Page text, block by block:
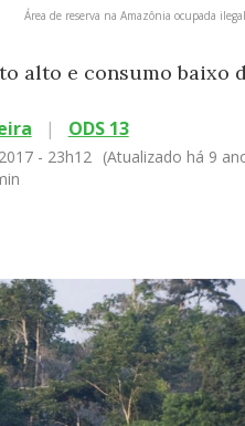
Área de reserva na Amazônia ocupada
alto e consumo baixo
| ODS 13
- 23h12 (Atualizado há 9